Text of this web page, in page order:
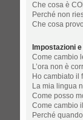
Che cosa è
Perché non
Che cosa
Impostazioni
Come cambio
L’ora non è
Ho cambiato il
La mia lingua
Come posso
Come cambio
Perché